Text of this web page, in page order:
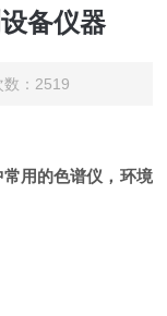
备仪器
：2519
用的色谱仪，环境